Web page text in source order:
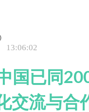
13:06:02
国已同
交流与合